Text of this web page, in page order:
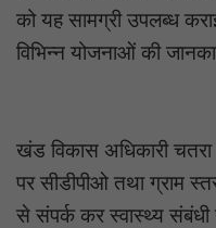
को यह सामग्री उपलब्ध
विभिन्न योजनाओं की
खंड विकास अधिकारी
पर सीडीपीओ तथा ग्राम
से संपर्क कर स्वास्थ्य